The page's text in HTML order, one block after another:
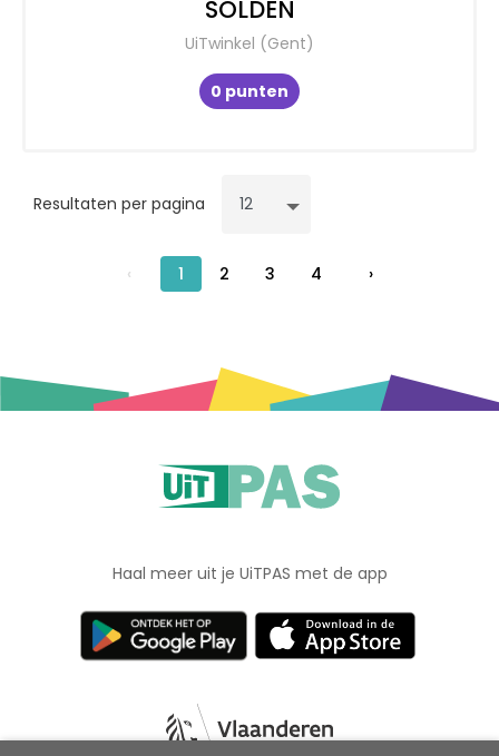
SOLDEN
UiTwinkel (Gent)
0 punten
Resultaten per pagina
‹ 1 2 3 4 ›
Haal meer uit je UiTPAS met de app